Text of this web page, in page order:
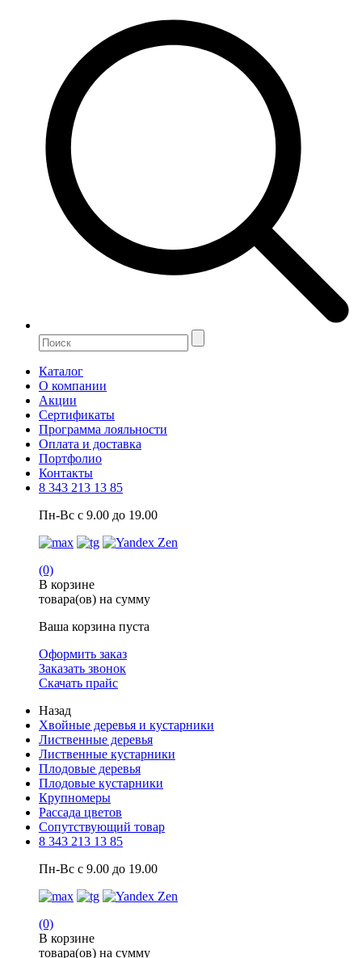
Каталог
О компании
Акции
Сертификаты
Программа лояльности
Оплата и доставка
Портфолио
Контакты
8 343 213 13 85
Пн-Вс с 9.00 до 19.00
(0)
В корзине
товара(ов) на сумму
Ваша корзина пуста
Оформить заказ
Заказать звонок
Скачать прайс
Назад
Хвойные деревья и кустарники
Лиственные деревья
Лиственные кустарники
Плодовые деревья
Плодовые кустарники
Крупномеры
Рассада цветов
Сопутствующий товар
8 343 213 13 85
Пн-Вс с 9.00 до 19.00
(0)
В корзине
товара(ов) на сумму